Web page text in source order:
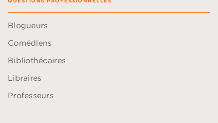
Blogueurs
Comédiens
Bibliothécaires
Libraires
Professeurs